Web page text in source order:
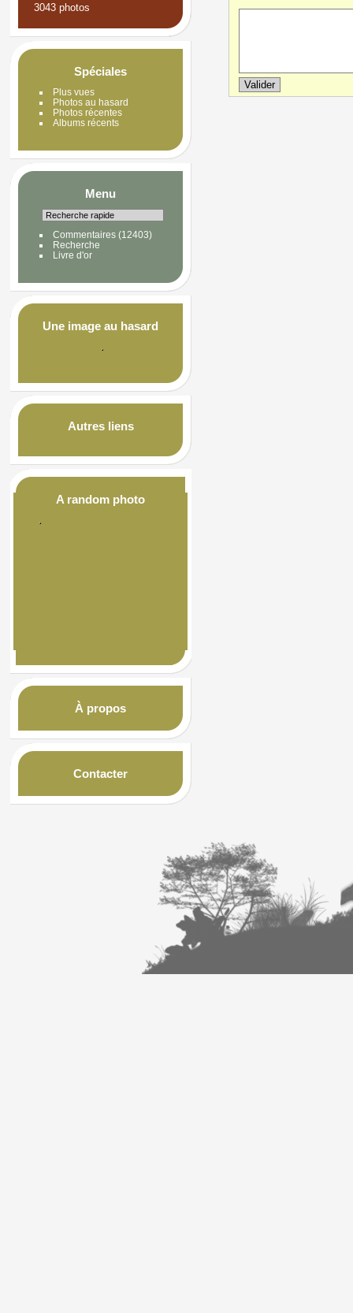
3043 photos
Spéciales
Plus vues
Photos au hasard
Photos récentes
Albums récents
Menu
Commentaires(12403)
Recherche
Livre d'or
Une image au hasard
Autres liens
A random photo
À propos
Contacter